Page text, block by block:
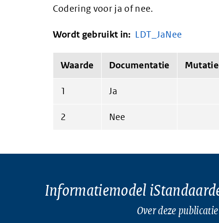
Codering voor ja of nee.
Wordt gebruikt in: LDT_JaNee
Waarde Documentatie
1 Ja
2 Nee
Informatiemodel
Over deze publicatie